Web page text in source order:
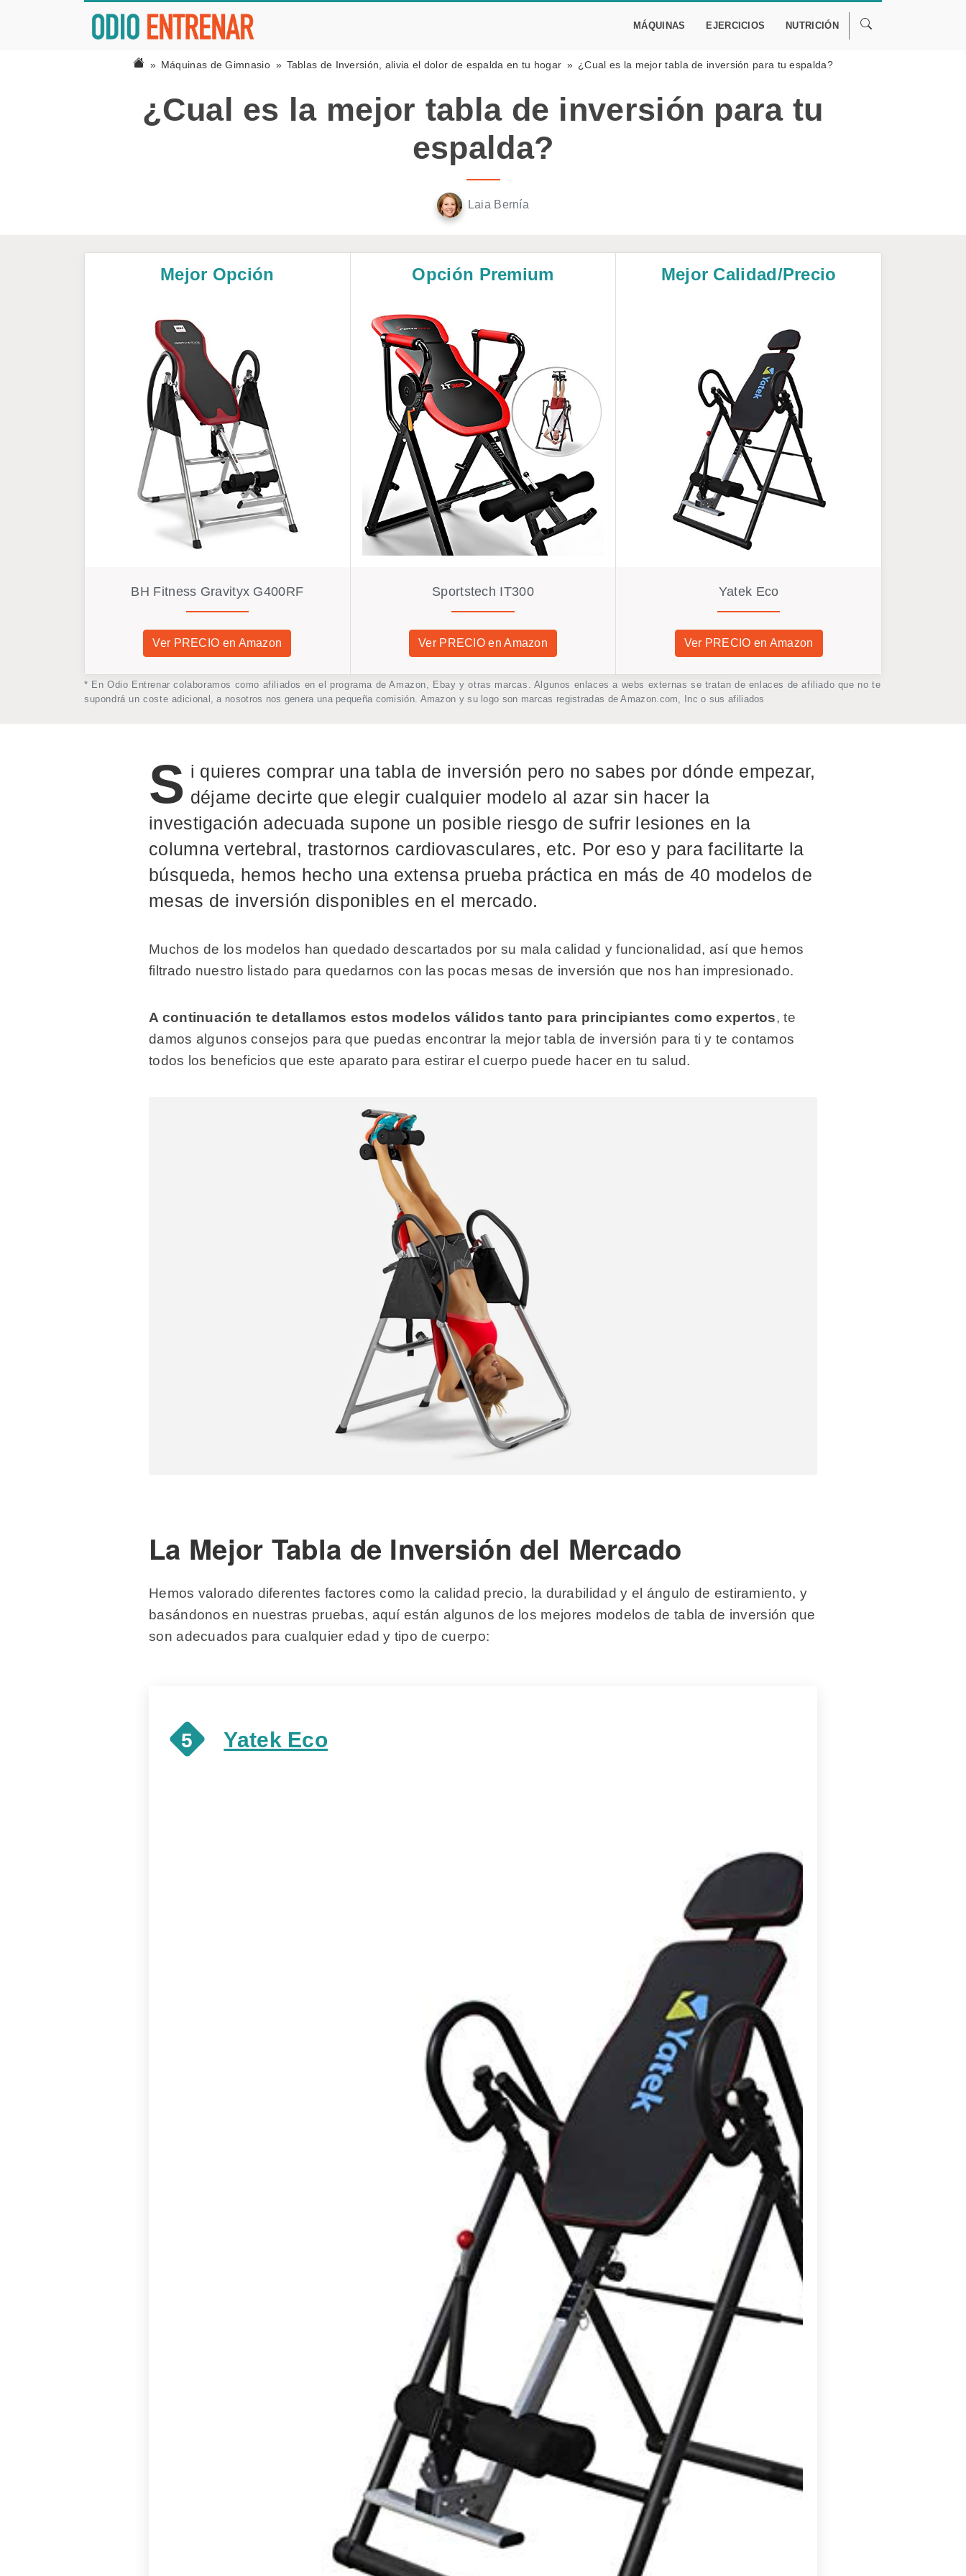
MÁQUINAS EJERCICIOS NUTRICIÓN
Máquinas de Gimnasio Tablas de Inversión, alivia el dolor de espalda en tu hogar ¿Cual es la mejor tabla de inversión para tu espalda?
¿Cual es la mejor tabla de inversión para tu
espalda?
Laia Bernía
Mejor Opción
BH Fitness Gravityx G400RF
Ver PRECIO en Amazon
Opción Premium
Sportstech IT300
Ver PRECIO en Amazon
Mejor Calidad/Precio
Yatek Eco
Ver PRECIO en Amazon
* En Odio Entrenar colaboramos como afiliados en el programa de Amazon, Ebay y otras marcas. Algunos enlaces a webs externas se tratan de enlaces de afiliado que no te
supondrá un coste adicional, a nosotros nos genera una pequeña comisión. Amazon y su logo son marcas registradas de Amazon.com, Inc o sus afiliados
S i quieres comprar una tabla de inversión pero no sabes por dónde empezar,
déjame decirte que elegir cualquier modelo al azar sin hacer la
investigación adecuada supone un posible riesgo de sufrir lesiones en la
columna vertebral, trastornos cardiovasculares, etc. Por eso y para facilitarte la
búsqueda, hemos hecho una extensa prueba práctica en más de 40 modelos de
mesas de inversión disponibles en el mercado.
Muchos de los modelos han quedado descartados por su mala calidad y funcionalidad, así que hemos
filtrado nuestro listado para quedarnos con las pocas mesas de inversión que nos han impresionado.
A continuación te detallamos estos modelos válidos tanto para principiantes como expertos, te
damos algunos consejos para que puedas encontrar la mejor tabla de inversión para ti y te contamos
todos los beneficios que este aparato para estirar el cuerpo puede hacer en tu salud.
La Mejor Tabla de Inversión del Mercado
Hemos valorado diferentes factores como la calidad precio, la durabilidad y el ángulo de estiramiento, y
basándonos en nuestras pruebas, aquí están algunos de los mejores modelos de tabla de inversión que
son adecuados para cualquier edad y tipo de cuerpo:
5 Yatek Eco